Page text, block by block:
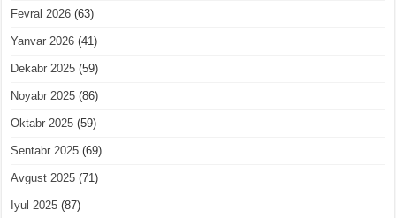
Fevral 2026 (63)
Yanvar 2026 (41)
Dekabr 2025 (59)
Noyabr 2025 (86)
Oktabr 2025 (59)
Sentabr 2025 (69)
Avgust 2025 (71)
Iyul 2025 (87)